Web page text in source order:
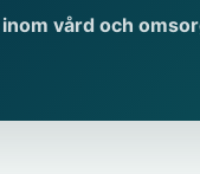
vård och